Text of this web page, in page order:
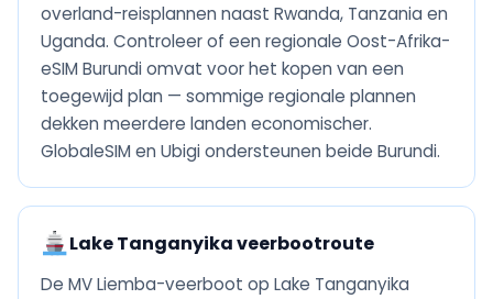
overland-reisplannen naast Rwanda, Tanzania en
Uganda. Controleer of een regionale Oost-Afrika-
eSIM Burundi omvat voor het kopen van een
toegewijd plan — sommige regionale plannen
dekken meerdere landen economischer.
GlobaleSIM en Ubigi ondersteunen beide Burundi.
Lake Tanganyika veerbootroute
De MV Liemba-veerboot op Lake Tanganyika